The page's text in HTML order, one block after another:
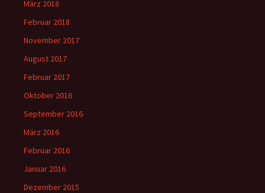
März 2018
Februar 2018
November 2017
August 2017
Februar 2017
Oktober 2016
September 2016
März 2016
Februar 2016
Januar 2016
Dezember 2015